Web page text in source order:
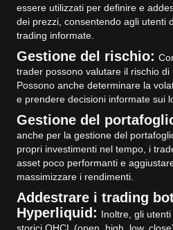
essere utilizzati per definire e
dei prezzi, consentendo agli utenti
trading informate.
Gestione del rischio:
trader possono valutare il rischio di
Possono anche determinare la
e prendere decisioni informate sui
Gestione del
anche per la gestione del
propri investimenti nel tempo, i
asset poco performanti e
massimizzare i rendimenti.
Addestrare i trading
Hyperliquid: Inoltre, gli
storici OHCL (open, high, low,